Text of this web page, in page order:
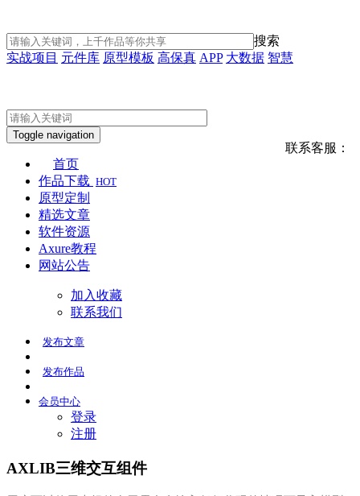
搜索
实战项目 元件库 原型模板 高保真 APP 大数据 智慧
联系客服：
Toggle navigation
首页
作品下载 HOT
原型定制
精选文章
软件资源
Axure教程
网站公告
加入收藏
联系我们
发布文章
发布作品
会员中心
登录
注册
AXLIB三维交互组件